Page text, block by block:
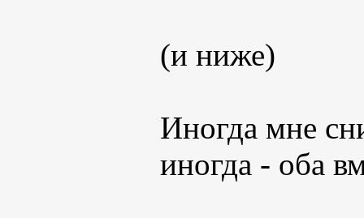
(и ниже)
Иногда мне
иногда - оба